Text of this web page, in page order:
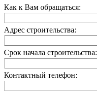
Как к Вам обращаться:
Адрес строительства:
Срок начала строительства:
Контактный телефон: